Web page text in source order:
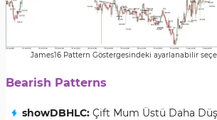
James16 Pattern Göstergesindeki ayarlanabilir
Bearish Patterns
showDBHLC: Çift Mum Üstü Daha